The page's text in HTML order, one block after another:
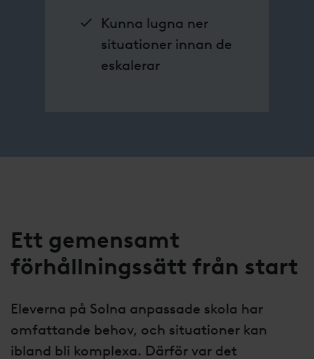
Kunna lugna ner
situationer innan de
eskalerar
Ett gemensamt
förhållningssätt från start
Eleverna på Solna anpassade skola har
omfattande behov, och situationer kan
ibland bli komplexa. Därför var det